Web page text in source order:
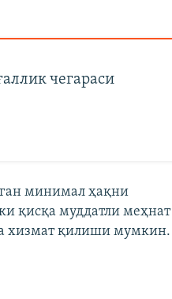
чегараси
минимал ҳақни
қисқа муддатли меҳнат
хизмат қилиши мумкин.